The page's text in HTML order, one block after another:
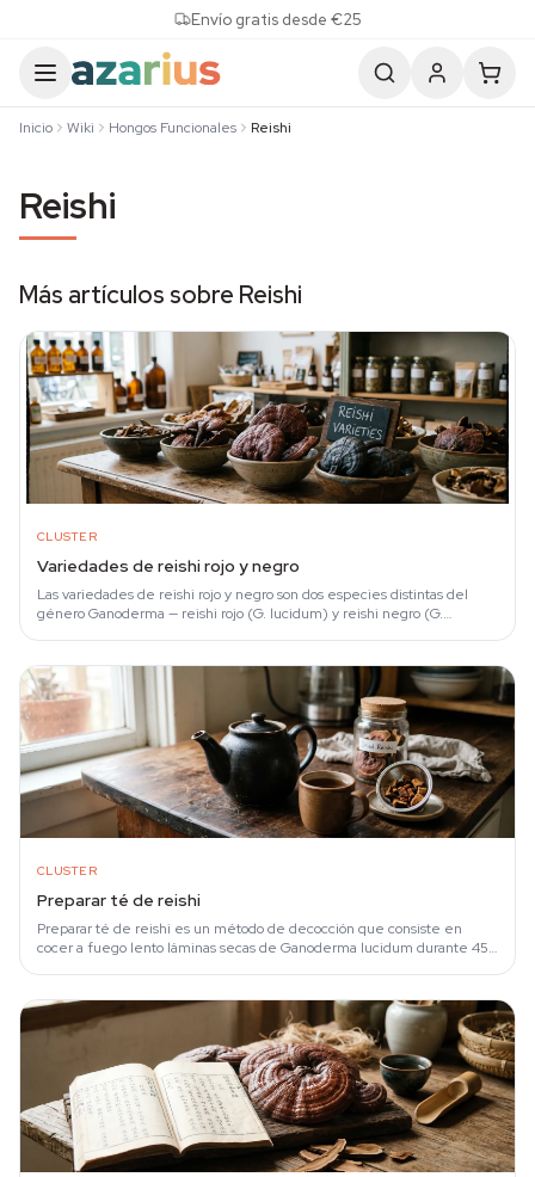
Envío gratis desde €25
Inicio Wiki Hongos Funcionales Reishi
Reishi
Más artículos sobre Reishi
CLUSTER
Variedades de reishi rojo y negro
Las variedades de reishi rojo y negro son dos especies distintas del
género Ganoderma — reishi rojo (G. lucidum) y reishi negro (G.
CLUSTER
Preparar té de reishi
Preparar té de reishi es un método de decocción que consiste en
cocer a fuego lento láminas secas de Ganoderma lucidum durante 45–